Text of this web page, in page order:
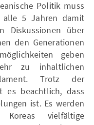
Politik muss
alle 5 Jahren damit
Diskussionen über
den Generationen
geben
zu inhaltlichen
Trotz der
es beachtlich, dass
ist. Es werden
vielfältige